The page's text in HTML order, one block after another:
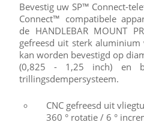
Bevestig uw SP™ Connect-
Connect™ compatibele
de HANDLEBAR MOUNT
gefreesd uit sterk
kan worden bevestigd op
(0,825 - 1,25 inch) en
trillingsdempersysteem.
CNC gefreesd uit
360 ° rotatie / 6 °